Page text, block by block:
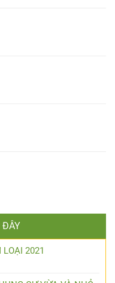
ĐÂY
LOẠI 2021